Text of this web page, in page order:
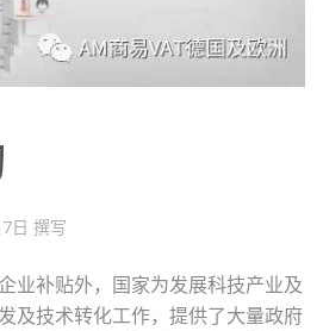
日 撰写
业补贴外，国家为发展科技产业及
及技术转化工作，提供了大量政府